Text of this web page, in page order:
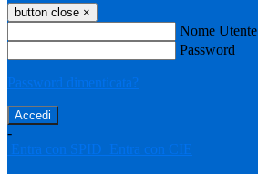
button close ×
Nome Utente
Password
Password dimenticata?
-
Entra con SPID
Entra con CIE